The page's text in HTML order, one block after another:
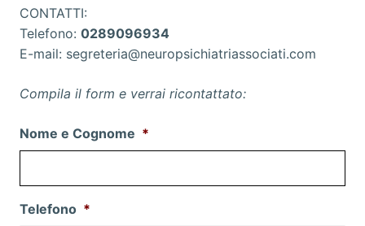
CONTATTI:
Telefono: 0289096934
E-mail: segreteria@neuropsichiatriassociati.com
Compila il form e verrai ricontattato:
Nome e Cognome *
Telefono *